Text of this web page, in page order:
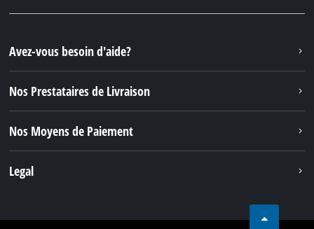
Avez-vous besoin d'aide?
Nos Prestataires de Livraison
Nos Moyens de Paiement
Legal